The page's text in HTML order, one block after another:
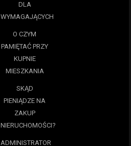
DLA
WYMAGAJĄCYCH
O CZYM
PAMIĘTAĆ PRZY
KUPNIE
MIESZKANIA
SKĄD
PIENIĄDZE NA
ZAKUP
NIERUCHOMOŚCI?
ADMINISTRATOR